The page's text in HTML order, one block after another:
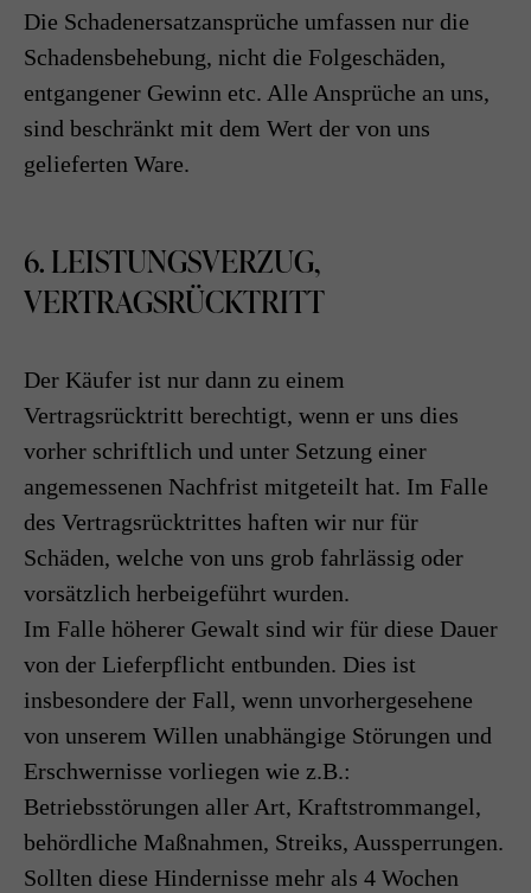
Die Schadenersatzansprüche umfassen nur die
Schadensbehebung, nicht die Folgeschäden,
entgangener Gewinn etc. Alle Ansprüche an uns,
sind beschränkt mit dem Wert der von uns
gelieferten Ware.
6. LEISTUNGSVERZUG,
VERTRAGSRÜCKTRITT
Der Käufer ist nur dann zu einem
Vertragsrücktritt berechtigt, wenn er uns dies
vorher schriftlich und unter Setzung einer
angemessenen Nachfrist mitgeteilt hat. Im Falle
des Vertragsrücktrittes haften wir nur für
Schäden, welche von uns grob fahrlässig oder
vorsätzlich herbeigeführt wurden.
Im Falle höherer Gewalt sind wir für diese Dauer
von der Lieferpflicht entbunden. Dies ist
insbesondere der Fall, wenn unvorhergesehene
von unserem Willen unabhängige Störungen und
Erschwernisse vorliegen wie z.B.:
Betriebsstörungen aller Art, Kraftstrommangel,
behördliche Maßnahmen, Streiks, Aussperrungen.
Sollten diese Hindernisse mehr als 4 Wochen